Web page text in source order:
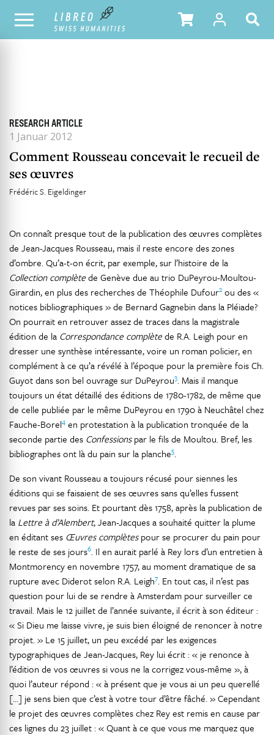
ALLE HEFTE INHALTSÜBERSICHT DER AUSGABE
RESEARCH ARTICLE
1 Januar 2012
Comment Rousseau concevait le recueil de
ses œuvres
Frédéric S. Eigeldinger
On connaît presque tout de la publication des œuvres complètes
de Jean-Jacques Rousseau, mais il reste encore des zones
d’ombre. Qu’a-t-on écrit, par exemple, sur l’histoire de la
Collection complètede Genève due au trio DuPeyrou-Moultou-
Girardin, en plus des recherches de Théophile Dufour2 ou des «
notices bibliographiques » de Bernard Gagnebin dans la Pléiade?
On pourrait en retrouver assez de traces dans la magistrale
édition de la Correspondance complètede R.A. Leigh pour en
dresser une synthèse intéressante, voire un roman policier, en
complément à ce qu’a révélé à l’époque pour la première fois Ch.
Guyot dans son bel ouvrage sur DuPeyrou3. Mais il manque
toujours un état détaillé des éditions de 1780-1782, de même que
de celle publiée par le même DuPeyrou en 1790 à Neuchâtel chez
Fauche-Borel4 en protestation à la publication tronquée de la
seconde partie des Confessionspar le fils de Moultou. Bref, les
bibliographes ont là du pain sur la planche5.
De son vivant Rousseau a toujours récusé pour siennes les
éditions qui se faisaient de ses œuvres sans qu’elles fussent
revues par ses soins. Et pourtant dès 1758, après la publication de
la Lettre à d’Alembert, Jean-Jacques a souhaité quitter la plume
en éditant ses Œuvres complètespour se procurer du pain pour
le reste de ses jours6. Il en aurait parlé à Rey lors d’un entretien à
Montmorency en novembre 1757, au moment dramatique de sa
rupture avec Diderot selon R.A. Leigh7. En tout cas, il n’est pas
question pour lui de se rendre à Amsterdam pour surveiller ce
travail. Mais le 12 juillet de l’année suivante, il écrit à son éditeur :
« Si Dieu me laisse vivre, je suis bien éloigné de renoncer à notre
projet. » Le 15 juillet, un peu excédé par les exigences
typographiques de Jean-Jacques, Rey lui écrit : « je renonce à
l’édition de vos œuvres si vous ne la corrigez vous-même », à
quoi l’auteur répond : « à présent que je vous ai un peu querellé
[…] je sens bien que c’est à votre tour d’être fâché. » Cependant
le projet des œuvres complètes chez Rey est remis en cause par
ces lignes du 23 juillet : « Quant à ce que vous me marquez que